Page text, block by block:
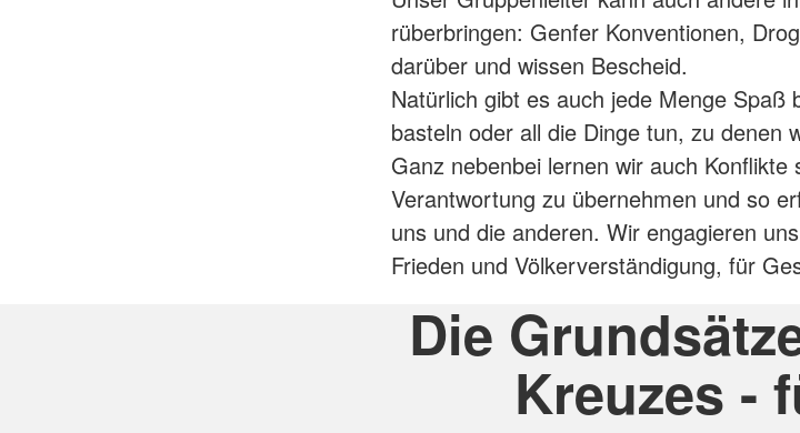
rüberbringen: Genfer Konventionen,
darüber und wissen Bescheid.
Natürlich gibt es auch jede Menge Spaß
basteln oder all die Dinge tun, zu denen
Ganz nebenbei lernen wir auch Konflikte
Verantwortung zu übernehmen und so
uns und die anderen. Wir engagieren
Frieden und Völkerverständigung, für
Die
Kreuzes -